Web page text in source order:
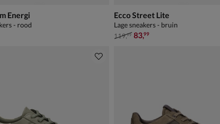
Energi
- rood
Ecco Street Lite
Lage sneakers - bruin
van € 119,99 voor € 83,99
119,99 83,99